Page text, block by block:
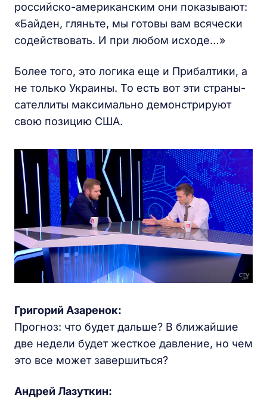
российско-американским они показывают:
«Байден, гляньте, мы готовы вам всячески
содействовать. И при любом исходе…»
Более того, это логика еще и Прибалтики, а
не только Украины. То есть вот эти страны-
сателлиты максимально демонстрируют
свою позицию США.
Григорий Азаренок:
Прогноз: что будет дальше? В ближайшие
две недели будет жесткое давление, но чем
это все может завершиться?
Андрей Лазуткин: